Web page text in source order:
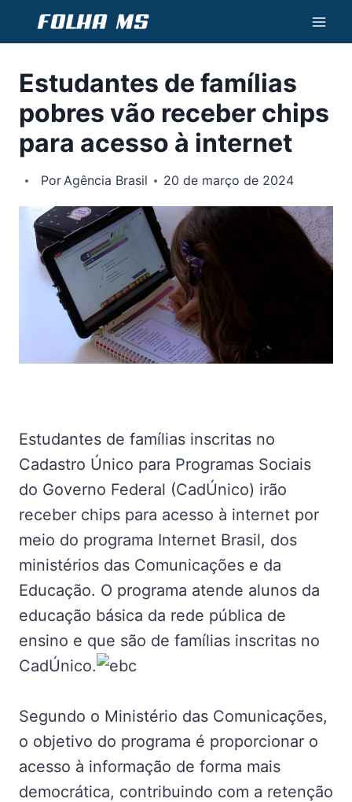
Conteúdo
Estudantes de famílias
pobres vão receber chips
para acesso à internet
PorAgência Brasil 20 de março de 2024
Estudantes de famílias inscritas no
Cadastro Único para Programas Sociais
do Governo Federal (CadÚnico) irão
receber chips para acesso à internet por
meio do programa Internet Brasil, dos
ministérios das Comunicações e da
Educação. O programa atende alunos da
educação básica da rede pública de
ensino e que são de famílias inscritas no
CadÚnico.
Segundo o Ministério das Comunicações,
o objetivo do programa é proporcionar o
acesso à informação de forma mais
democrática, contribuindo com a retenção